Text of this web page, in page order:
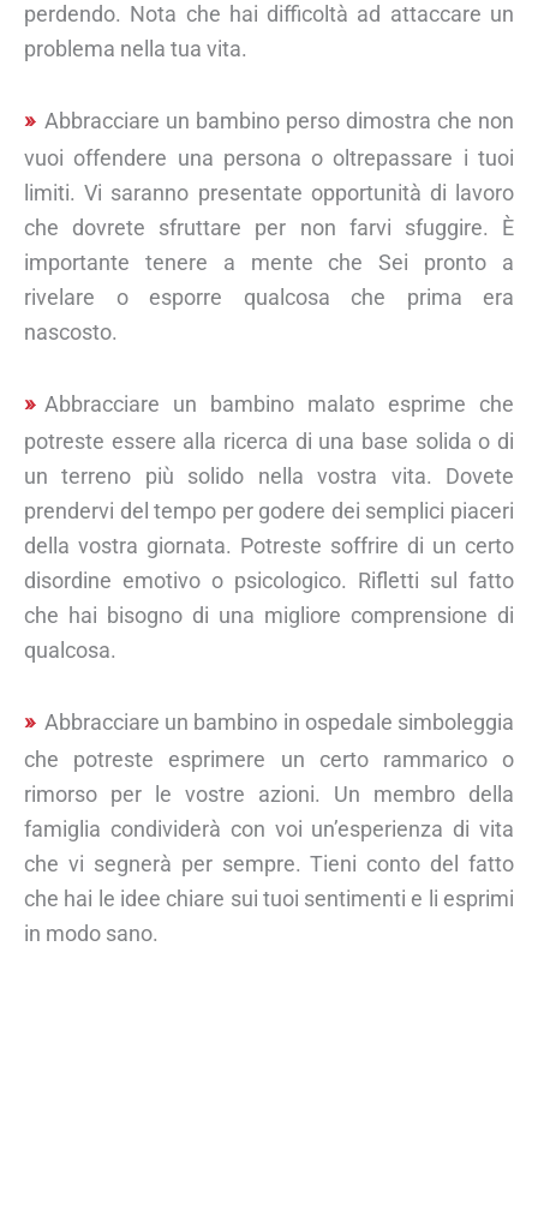
perdendo. Nota che hai difficoltà ad attaccare un
problema nella tua vita.
Abbracciare un bambino perso dimostra che non
vuoi offendere una persona o oltrepassare i tuoi
limiti. Vi saranno presentate opportunità di lavoro
che dovrete sfruttare per non farvi sfuggire. È
importante tenere a mente che Sei pronto a
rivelare o esporre qualcosa che prima era
nascosto.
Abbracciare un bambino malato esprime che
potreste essere alla ricerca di una base solida o di
un terreno più solido nella vostra vita. Dovete
prendervi del tempo per godere dei semplici piaceri
della vostra giornata. Potreste soffrire di un certo
disordine emotivo o psicologico. Rifletti sul fatto
che hai bisogno di una migliore comprensione di
qualcosa.
Abbracciare un bambino in ospedale simboleggia
che potreste esprimere un certo rammarico o
rimorso per le vostre azioni. Un membro della
famiglia condividerà con voi un’esperienza di vita
che vi segnerà per sempre. Tieni conto del fatto
che hai le idee chiare sui tuoi sentimenti e li esprimi
in modo sano.